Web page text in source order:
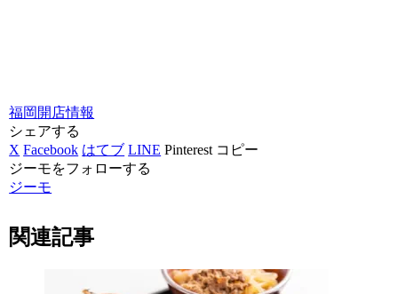
福岡 開店情報
シェアする
X Facebook はてブ LINE Pinterest コピー
ジーモをフォローする
ジーモ
関連記事